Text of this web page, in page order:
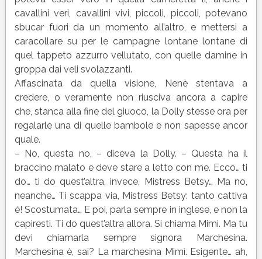
cavallini veri, cavallini vivi, piccoli, piccoli, potevano
sbucar fuori da un momento all’altro, e mettersi a
caracollare su per le campagne lontane lontane di
quel tappeto azzurro vellutato, con quelle damine in
groppa dai veli svolazzanti.
Affascinata da quella visione, Nenè stentava a
credere, o veramente non riusciva ancora a capire
che, stanca alla fine del giuoco, la Dolly stesse ora per
regalarle una di quelle bambole e non sapesse ancor
quale.
– No, questa no, – diceva la Dolly. – Questa ha il
braccino malato e deve stare a letto con me. Ecco… ti
do… ti do quest’altra, invece, Mistress Betsy… Ma no,
neanche… Ti scappa via, Mistress Betsy: tanto cattiva
è! Scostumata… E poi, parla sempre in inglese, e non la
capiresti. Ti do quest’altra allora. Si chiama Mimì. Ma tu
devi chiamarla sempre signora Marchesina.
Marchesina è, sai? La marchesina Mimì. Esigente… ah,